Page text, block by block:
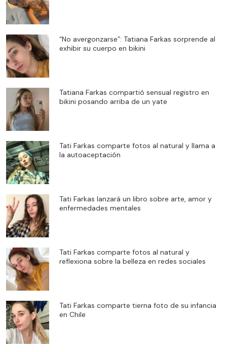
“No avergonzarse”: Tatiana Farkas sorprende al
exhibir su cuerpo en bikini
Tatiana Farkas compartió sensual registro en
bikini posando arriba de un yate
Tati Farkas comparte fotos al natural y llama a
la autoaceptación
Tati Farkas lanzará un libro sobre arte, amor y
enfermedades mentales
Tati Farkas comparte fotos al natural y
reflexiona sobre la belleza en redes sociales
Tati Farkas comparte tierna foto de su infancia
en Chile